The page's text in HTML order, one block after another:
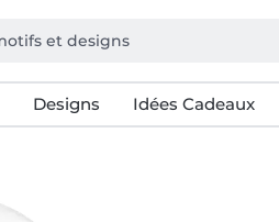
Designs Idées Cadeaux